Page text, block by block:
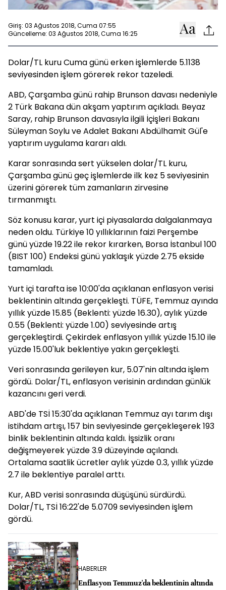
Giriş: 03 Ağustos 2018, Cuma 07:55
Güncelleme: 03 Ağustos 2018, Cuma 16:25
Dolar/TL kuru Cuma günü erken işlemlerde 5.1138
seviyesinden işlem görerek rekor tazeledi.
ABD, Çarşamba günü rahip Brunson davası nedeniyle
2 Türk Bakana dün akşam yaptırım açıkladı. Beyaz
Saray, rahip Brunson davasıyla ilgili İçişleri Bakanı
Süleyman Soylu ve Adalet Bakanı Abdülhamit Gül'e
yaptırım uygulama kararı aldı.
Karar sonrasında sert yükselen dolar/TL kuru,
Çarşamba günü geç işlemlerde ilk kez 5 seviyesinin
üzerini görerek tüm zamanların zirvesine
tırmanmıştı.
Söz konusu karar, yurt içi piyasalarda dalgalanmaya
neden oldu. Türkiye 10 yıllıklarının faizi Perşembe
günü yüzde 19.22 ile rekor kırarken, Borsa İstanbul 100
(BIST 100) Endeksi günü yaklaşık yüzde 2.75 ekside
tamamladı.
Yurt içi tarafta ise 10:00'da açıklanan enflasyon verisi
beklentinin altında gerçekleşti. TÜFE, Temmuz ayında
yıllık yüzde 15.85 (Beklenti: yüzde 16.30), aylık yüzde
0.55 (Beklenti: yüzde 1.00) seviyesinde artış
gerçekleştirdi. Çekirdek enflasyon yıllık yüzde 15.10 ile
yüzde 15.00'luk beklentiye yakın gerçekleşti.
Veri sonrasında gerileyen kur, 5.07'nin altında işlem
gördü. Dolar/TL, enflasyon verisinin ardından günlük
kazancını geri verdi.
ABD'de TSİ 15:30'da açıklanan Temmuz ayı tarım dışı
istihdam artışı, 157 bin seviyesinde gerçekleşerek 193
binlik beklentinin altında kaldı. İşsizlik oranı
değişmeyerek yüzde 3.9 düzeyinde açılandı.
Ortalama saatlik ücretler aylık yüzde 0.3, yıllık yüzde
2.7 ile beklentiye paralel arttı.
Kur, ABD verisi sonrasında düşüşünü sürdürdü.
Dolar/TL, TSİ 16:22'de 5.0709 seviyesinden işlem
gördü.
HABERLER
Enflasyon Temmuz'da beklentinin altında